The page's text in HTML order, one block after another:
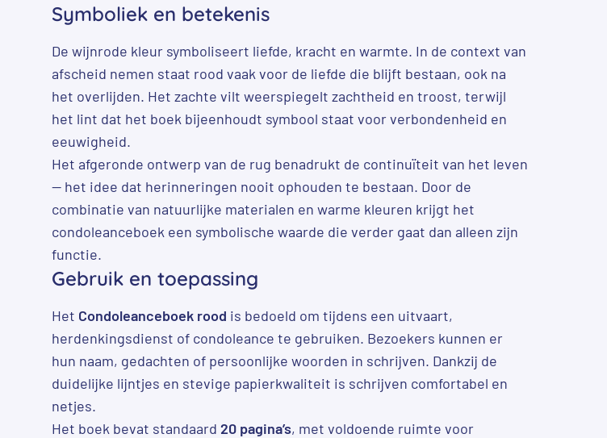
Symboliek en betekenis
De wijnrode kleur symboliseert liefde, kracht en warmte. In de context van
afscheid nemen staat rood vaak voor de liefde die blijft bestaan, ook na
het overlijden. Het zachte vilt weerspiegelt zachtheid en troost, terwijl
het lint dat het boek bijeenhoudt symbool staat voor verbondenheid en
eeuwigheid.
Het afgeronde ontwerp van de rug benadrukt de continuïteit van het leven
— het idee dat herinneringen nooit ophouden te bestaan. Door de
combinatie van natuurlijke materialen en warme kleuren krijgt het
condoleanceboek een symbolische waarde die verder gaat dan alleen zijn
functie.
Gebruik en toepassing
Het Condoleanceboek rood is bedoeld om tijdens een uitvaart,
herdenkingsdienst of condoleance te gebruiken. Bezoekers kunnen er
hun naam, gedachten of persoonlijke woorden in schrijven. Dankzij de
duidelijke lijntjes en stevige papierkwaliteit is schrijven comfortabel en
netjes.
Het boek bevat standaard 20 pagina’s, met voldoende ruimte voor